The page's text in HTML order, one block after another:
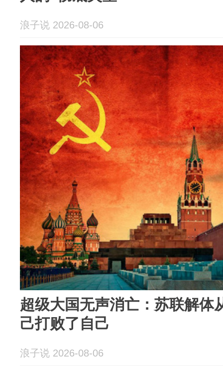
浪子说 2026-08-06
超级大国无声消亡：苏联解体
己打败了自己
浪子说 2026-08-06